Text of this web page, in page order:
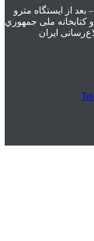
از ايستگاه مترو
كتابخانه ملی جمهوري
ایران